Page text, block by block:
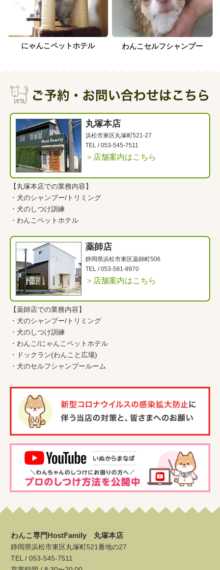
にゃんこペットホテル わんこセルフシャンプー
丸塚本店
浜松市東区丸塚町521-27
TEL /053-545-7511
＞店舗案内はこちら
【丸塚本店での業務内容】
・ 犬のシャンプー/トリミング
・ 犬のしつけ訓練
・ わんこペットホテル
薬師店
静岡県浜松市東区薬師町506
TEL /053-581-8970
＞店舗案内はこちら
【薬師店での業務内容】
・ 犬のシャンプー/トリミング
・ 犬のしつけ訓練
・ わんこ/にゃんこペットホテル
・
ドックラン(わんこと広場)
・ 犬のセルフシャンプールーム
わんこ専門HostFamily 丸塚本店
静岡県浜松市東区丸塚町521番地の27
TEL /053-545-7511